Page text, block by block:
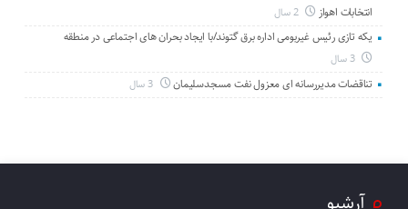
انتخابات اهواز
2 سال
یکه تازی رئیس غیربومی اداره برق گتوند/با ایجاد بحران های اجتماعی در منطقه
3 سال
تناقضات مدیررسانه ای معزول نفت مسجدسلیمان 3 سال
آرشیو